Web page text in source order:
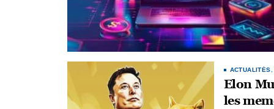
ACTUALITÉS
Elon
les